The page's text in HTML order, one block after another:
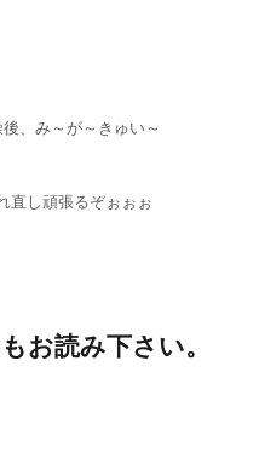
、み～が～きゅい～
直し頑張るぞぉぉぉ
お読み下さい。